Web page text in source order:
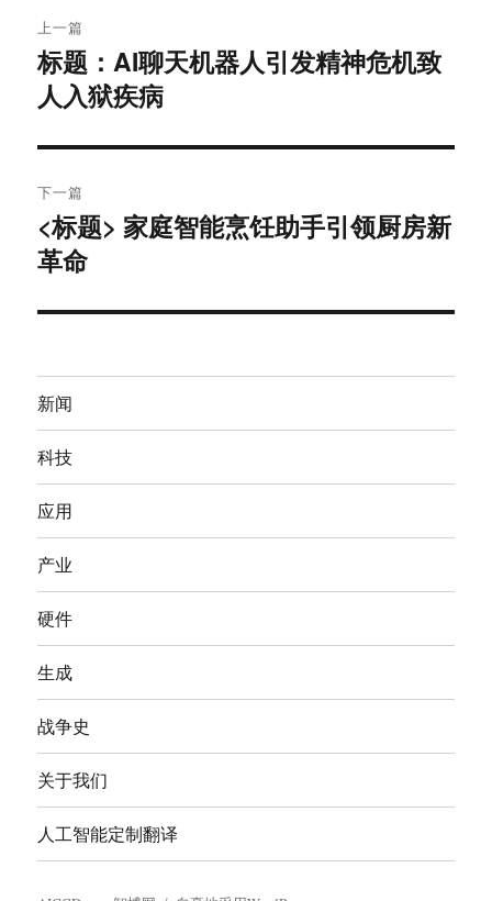
章
导
航
上一篇
上
篇
章：
标题：AI聊天机器人引发精神危机致
人入狱疾病
下一篇
下
篇
章：
<标题> 家庭智能烹饪助手引领厨房新
革命
新闻
科技
应用
产业
硬件
生成
战争史
关于我们
人工智能定制翻译